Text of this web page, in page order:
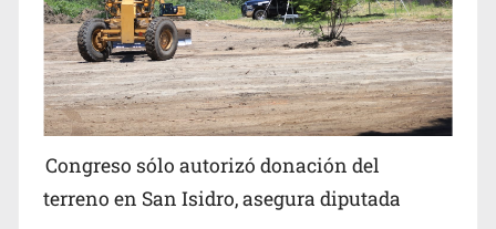
Congreso sólo autorizó donación del
terreno en San Isidro, asegura diputada